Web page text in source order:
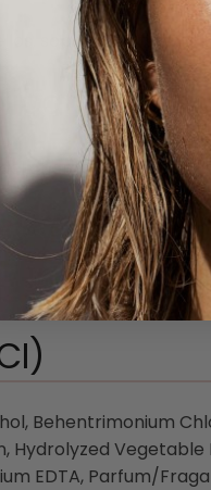
sobre todo finos y
champú, masajear
y
Behentrimonium
Hydrolyzed
EDTA, Parfum/